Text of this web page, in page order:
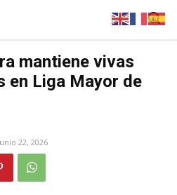
mantiene vivas
en Liga Mayor de
22, 2026